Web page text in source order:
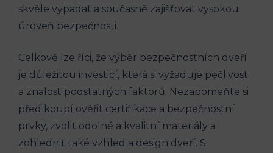
skvěle vypadat a současně zajišťovat vysokou
úroveň bezpečnosti.
Celkově lze říci, že výběr bezpečnostních dveří
je důležitou investicí, která si vyžaduje pečlivost
a znalost podstatných faktorů. Nezapomeňte si
před koupí ověřit certifikace a bezpečnostní
prvky, zvolit odolné a kvalitní materiály a
zohlednit také vzhled a design dveří. S